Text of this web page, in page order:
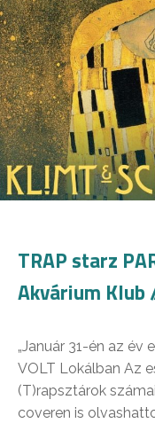
TRAP starz
Akvárium Klub
„Január 31-én az év
VOLT Lokálban Az
(T)rapsztárok
coveren is